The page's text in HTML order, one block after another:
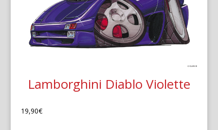
Lamborghini Diablo Violette
19,90€